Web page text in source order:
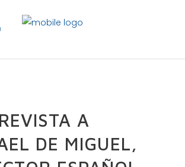
A
DE MIGUEL,